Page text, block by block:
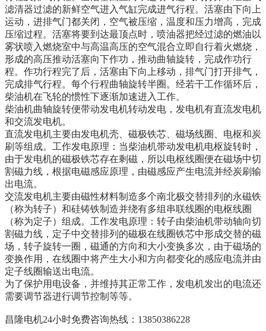
滤清器过滤的新鲜空气进入气缸完成进气行程。活塞由下向上
运动，进排气门都关闭，空气被压缩，温度和压力增高，完成
压缩过程。活塞将要到达最顶点时，喷油器把经过滤的燃油以
雾状喷入燃烧室中与高温高压的空气混合立即自行着火燃烧，
形成的高压推动活塞向下作功，推动曲轴旋转，完成作功行
程。作功行程完了后，活塞由下向上移动，排气门打开排气，
完成排气行程。每个行程曲轴旋转半圈。经若干工作循环后，
柴油机在飞轮的惯性下逐渐加速进入工作。
柴油机曲轴旋转便带动发电机转动发电，发电机有直流发电机
和交流发电机。
直流发电机主要由发电机壳、磁极铁芯、磁场线圈、电枢和炭
刷等组成。工作发电原理：当柴油机带动发电机电枢旋转时，
由于发电机的磁极铁芯存在剩磁，所以电枢线圈便在磁场中切
割磁力线，根据电磁感应原理，由磁感应产生电流并经炭刷输
出电流。
交流发电机主要由磁性材料制造多个南北极交替排列的永磁铁
（称为转子）和硅铸铁制造并绕有多组串联线圈的电枢线圈
（称为定子）组成。工作发电原理：转子由柴油机带动轴向切
割磁力线，定子中交替排列的磁极在线圈铁芯中形成交替的磁
场，转子旋转一圈，磁通的方向和大小变换多次，由于磁场的
变换作用，在线圈中将产生大小和方向都变化的感应电流并由
定子线圈输送出电流。
为了保护用电设备，并维持其正常工作，发电机发出的电流还
需要调节器进行调节控制等等。
昌隆电机24小时免费咨询热线：13850386228